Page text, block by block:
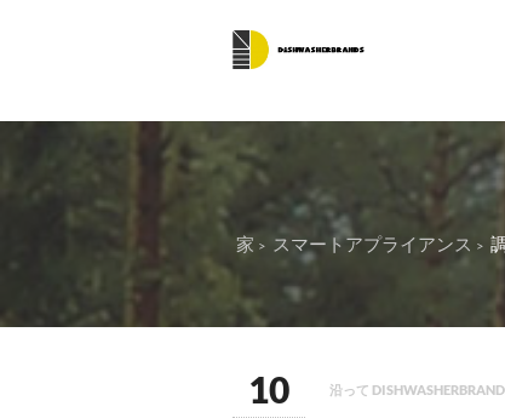
家 スマートアプライアンス
10 沿って